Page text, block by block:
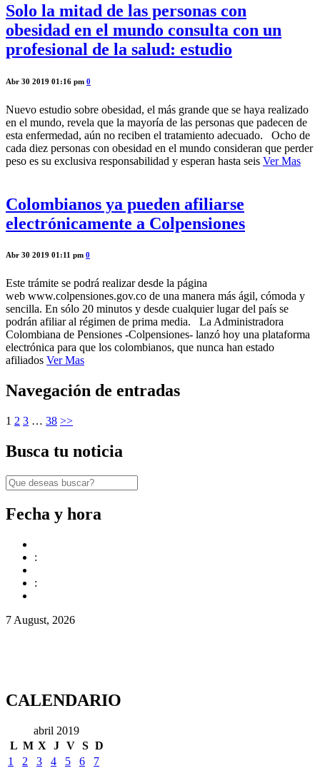
Solo la mitad de las personas con
obesidad en el mundo consulta con un
profesional de la salud: estudio
Abr 30 2019 01:16 pm 0
Nuevo estudio sobre obesidad, el más grande que se haya realizado
en el mundo, revela que la mayoría de las personas que padecen de
esta enfermedad, aún no reciben el tratamiento adecuado. Ocho de
cada diez personas con obesidad en el mundo consideran que perder
peso es su exclusiva responsabilidad y esperan hasta seis Ver Mas
Colombianos ya pueden afiliarse
electrónicamente a Colpensiones
Abr 30 2019 01:11 pm 0
Este trámite se podrá realizar desde la página
web www.colpensiones.gov.co de una manera más ágil, cómoda y
sencilla. En sólo 20 minutos y desde cualquier lugar del país se
podrán afiliar al régimen de prima media. La Administradora
Colombiana de Pensiones -Colpensiones- lanzó hoy una plataforma
electrónica para que los colombianos, que nunca han estado
afiliados Ver Mas
Navegación de entradas
1 2 3 … 38 >>
Busca tu noticia
Fecha y hora
:
:
7 August, 2026
CALENDARIO
abril 2019
L M X J V S D
1
2 3 4 5 6
7